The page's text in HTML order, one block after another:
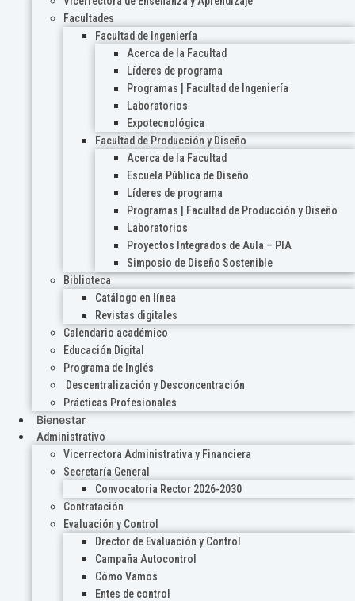
Facultades
Facultad de Ingeniería
Acerca de la Facultad
Líderes de programa
Programas | Facultad de Ingeniería
Laboratorios
Expotecnológica
Facultad de Producción y Diseño
Acerca de la Facultad
Escuela Pública de Diseño
Líderes de programa
Programas | Facultad de Producción y Diseño
Laboratorios
Proyectos Integrados de Aula – PIA
Simposio de Diseño Sostenible
Biblioteca
Catálogo en línea
Revistas digitales
Calendario académico
Educación Digital
Programa de Inglés
Descentralización y Desconcentración
Prácticas Profesionales
Bienestar
Administrativo
Vicerrectora Administrativa y Financiera
Secretaría General
Convocatoria Rector 2026-2030
Contratación
Evaluación y Control
Drector de Evaluación y Control
Campaña Autocontrol
Cómo Vamos
Entes de control